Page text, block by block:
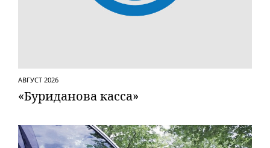
АВГУСТ 2026
«Буриданова касса»